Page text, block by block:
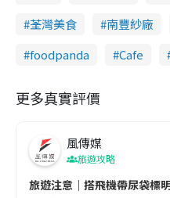
荃灣美食
南豐紗廠
foodpanda
Cafe
更多真實評價
風傳媒
旅遊攻略
旅遊注意｜搭飛機帶尿袋標